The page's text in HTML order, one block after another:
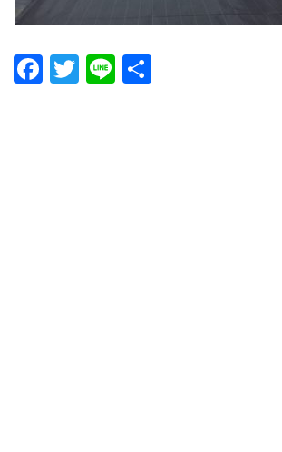
Facebook
Twitter
Line